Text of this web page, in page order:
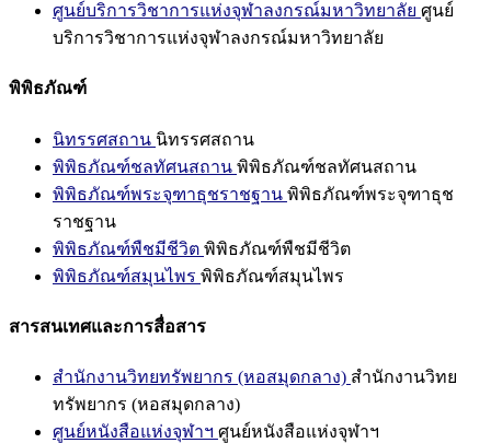
ศูนย์บริการวิชาการแห่งจุฬาลงกรณ์มหาวิทยาลัย ศูนย์
บริการวิชาการแห่งจุฬาลงกรณ์มหาวิทยาลัย
พิพิธภัณฑ์
นิทรรศสถาน นิทรรศสถาน
พิพิธภัณฑ์ชลทัศนสถาน พิพิธภัณฑ์ชลทัศนสถาน
พิพิธภัณฑ์พระจุฑาธุชราชฐาน พิพิธภัณฑ์พระจุฑาธุช
ราชฐาน
พิพิธภัณฑ์พืชมีชีวิต พิพิธภัณฑ์พืชมีชีวิต
พิพิธภัณฑ์สมุนไพร พิพิธภัณฑ์สมุนไพร
สารสนเทศและการสื่อสาร
สำนักงานวิทยทรัพยากร (หอสมุดกลาง) สำนักงานวิทย
ทรัพยากร (หอสมุดกลาง)
ศูนย์หนังสือแห่งจุฬาฯ ศูนย์หนังสือแห่งจุฬาฯ